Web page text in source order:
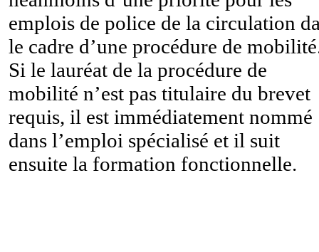
emplois de police de la circulation
le cadre d’une procédure de
Si le lauréat de la procédure de
mobilité n’est pas titulaire du brevet
requis, il est immédiatement nommé
dans l’emploi spécialisé et il suit
ensuite la formation fonctionnelle.